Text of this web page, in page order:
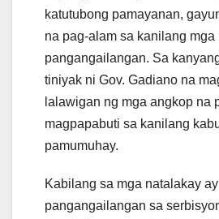
katutubong pamayanan,
na pag-alam sa kanilang
pangangailangan. Sa
tiniyak ni Gov. Gadiano na
lalawigan ng mga angkop na
magpapabuti sa kanilang
pamumuhay.
Kabilang sa mga natalakay
pangangailangan sa